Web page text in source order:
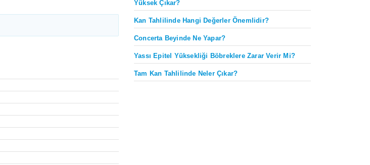
Yüksek Çıkar?
Kan Tahlilinde Hangi Değerler Önemlidir?
Concerta Beyinde Ne Yapar?
Yassı Epitel Yüksekliği Böbreklere Zarar Verir Mi?
Tam Kan Tahlilinde Neler Çıkar?